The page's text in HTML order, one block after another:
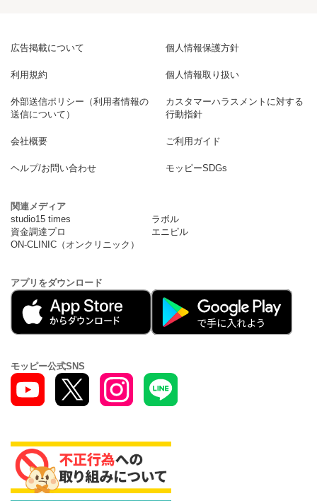
広告掲載について 個人情報保護方針
利用規約 個人情報取り扱い
外部送信ポリシー（利用者情報の
送信について）
カスタマーハラスメントに対する
行動指針
会社概要 ご利用ガイド
ヘルプ/お問い合わせ モッピーSDGs
関連メディア
studio15 times
ラボル
資金調達プロ
エニピル
ON-CLINIC（オンクリニック）
アプリをダウンロード
モッピー公式SNS